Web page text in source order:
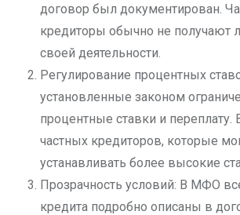
договор был документирован.
кредиторы обычно не получают
своей деятельности.
Регулирование процентных
установленные законом
процентные ставки и переплату.
частных кредиторов, которые
устанавливать более высокие
Прозрачность условий: В МФО
кредита подробно описаны в